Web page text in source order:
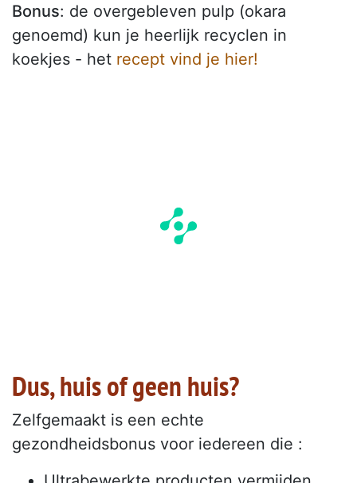
Bonus: de overgebleven pulp (okara
genoemd) kun je heerlijk recyclen in
koekjes - het recept vind je hier!
Dus, huis of geen huis?
Zelfgemaakt is een echte
gezondheidsbonus voor iedereen die :